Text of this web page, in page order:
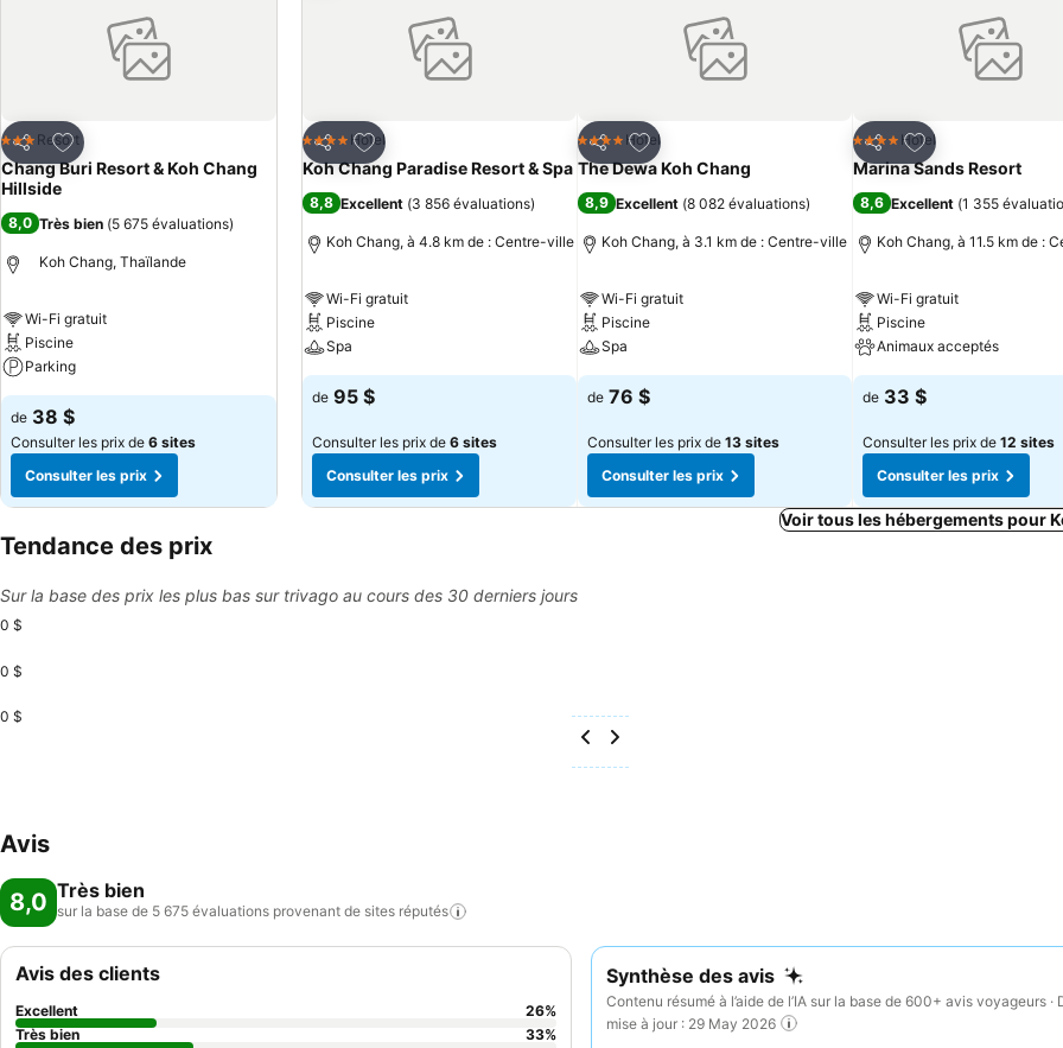
Partager
Ajouter à mes favoris
3 ÉtoilesResort
Chang Buri Resort & Koh Chang
Hillside
8,0 Très bien (5 675 évaluations)
Koh Chang, Thaïlande
Wi-Fi gratuit
Piscine
Parking
de 38 $
Consulter les prix de 6 sites
Consulter les prix
Partager
Ajouter à mes favoris
4 ÉtoilesHotel
Koh Chang Paradise Resort & Spa
8,8 Excellent (3 856 évaluations)
Koh Chang, à 4.8 km de : Centre-ville
Wi-Fi gratuit
Piscine
Spa
de 95 $
Consulter les prix de 6 sites
Consulter les prix
Partager
Ajouter à mes favoris
4 ÉtoilesHotel
The Dewa Koh Chang
8,9 Excellent (8 082 évaluations)
Koh Chang, à 3.1 km de : Centre-ville
Wi-Fi gratuit
Piscine
Spa
de 76 $
Consulter les prix de 13 sites
Consulter les prix
Partager
Ajouter à mes
4 ÉtoilesHotel
Marina Sands Resort
8,6 Excellent (1 355
Koh Chang, à 11.5 km de :
Wi-Fi gratuit
Piscine
Animaux acceptés
de 33 $
Consulter les prix de 12 sites
Consulter les prix
Voir tous les hébergements pour
Tendance des prix
Sur la base des prix les plus bas sur trivago au cours des 30 derniers jours
0 $
0 $
0 $
Avis
8,0 Très bien
sur la base de 5 675 évaluations provenant de sites réputés
Synthèse des avis
Contenu résumé à l’aide de l’IA sur la base de 600+ avis voyageurs ·
mise à jour : 29 May 2026
Avis des clients
Excellent 26%
Très bien
33%